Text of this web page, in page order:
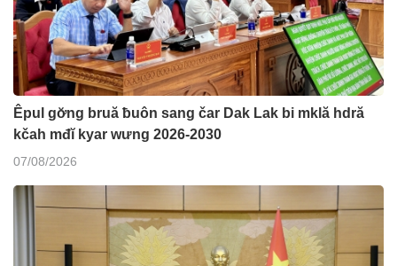
Êpul gơ̆ng bruă ƀuôn sang čar Dak Lak bi mklă hdră
kčah mđĭ kyar wưng 2026-2030
07/08/2026